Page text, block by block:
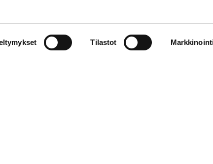
Tilastot
600
SOSIAALINEN MEDIA
facebook